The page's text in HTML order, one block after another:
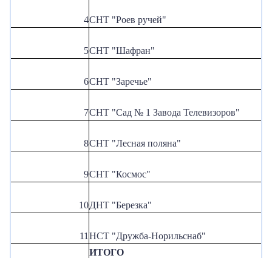
4СНТ "Роев ручей"
5СНТ "Шафран"
6СНТ "Заречье"
7СНТ "Сад № 1 Завода Телевизоров"
8СНТ "Лесная поляна"
9СНТ "Космос"
10ДНТ "Березка"
11 НСТ "Дружба-Норильснаб"
ИТОГО